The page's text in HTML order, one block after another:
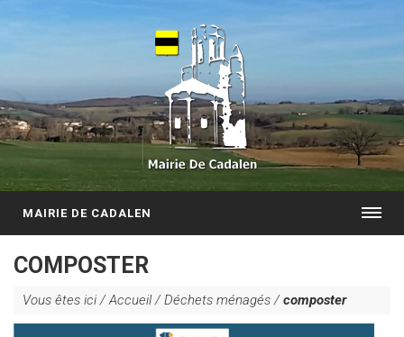
MAIRIE DE CADALEN
COMPOSTER
Vous êtes ici /Accueil/Déchets ménagés/composter